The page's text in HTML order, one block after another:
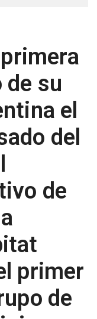
de su
el
del
de
primer
de